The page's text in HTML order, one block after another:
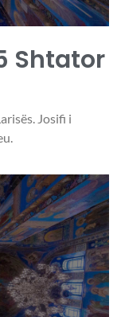
Shtator
Josifi i